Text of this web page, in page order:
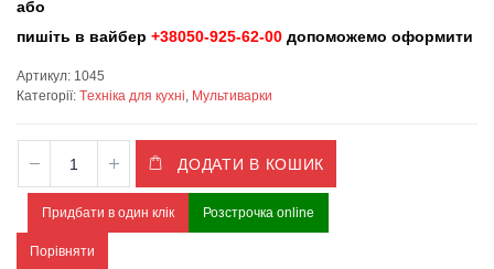
або
пишіть в вайбер +38050-925-62-00 допоможемо оформити
Артикул: 1045
Категорії: Tехніка для кухні, Мультиварки
ДОДАТИ В КОШИК
Придбати в один клік Розстрочка online
Порівняти